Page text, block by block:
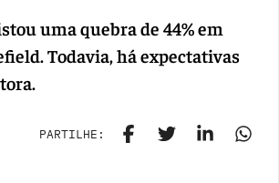
uma quebra de 44% em
Todavia, há expectativas
PARTILHE: